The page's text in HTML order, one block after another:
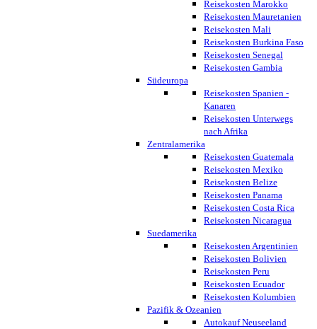
Reisekosten Marokko
Reisekosten Mauretanien
Reisekosten Mali
Reisekosten Burkina Faso
Reisekosten Senegal
Reisekosten Gambia
Südeuropa
Reisekosten Spanien -
Kanaren
Reisekosten Unterwegs
nach Afrika
Zentralamerika
Reisekosten Guatemala
Reisekosten Mexiko
Reisekosten Belize
Reisekosten Panama
Reisekosten Costa Rica
Reisekosten Nicaragua
Suedamerika
Reisekosten Argentinien
Reisekosten Bolivien
Reisekosten Peru
Reisekosten Ecuador
Reisekosten Kolumbien
Pazifik & Ozeanien
Autokauf Neuseeland